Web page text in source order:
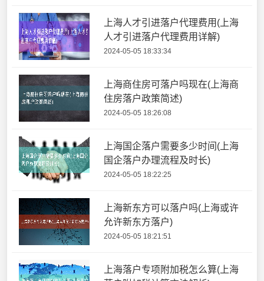
上海人才引进落户代理费用(上海
人才引进落户代理费用详解)
2024-05-05 18:33:34
上海商住房可落户吗现在(上海商
住房落户政策简述)
2024-05-05 18:26:08
上海国企落户需要多少时间(上海
国企落户办理流程及时长)
2024-05-05 18:22:25
上海新东方可以落户吗(上海或许
允许新东方落户)
2024-05-05 18:21:51
上海落户专项附加税怎么算(上海